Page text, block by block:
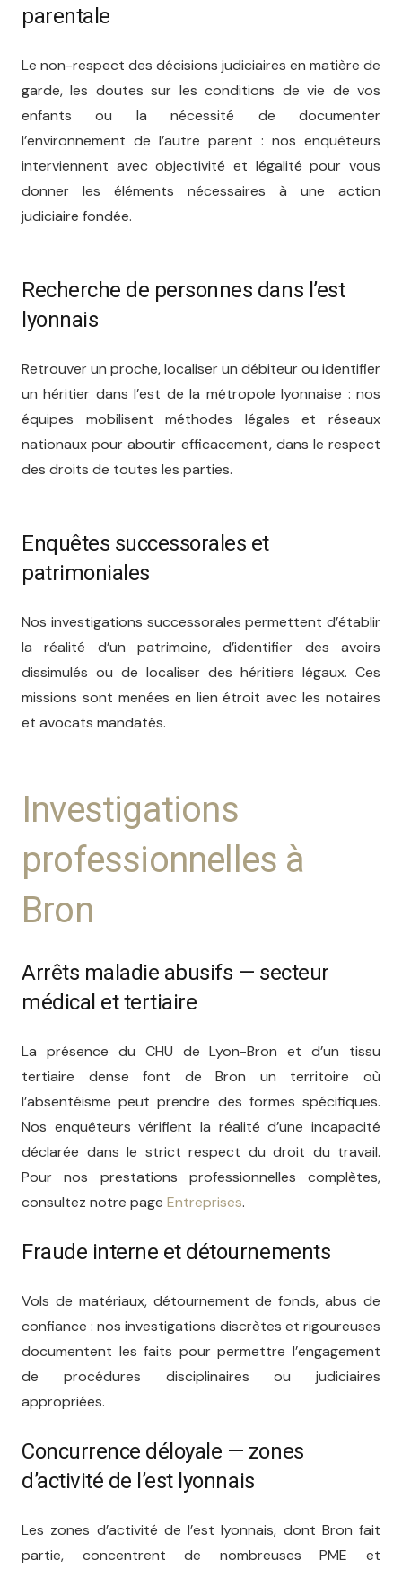
parentale
Le non-respect des décisions judiciaires en matière de
garde, les doutes sur les conditions de vie de vos
enfants ou la nécessité de documenter
l’environnement de l’autre parent : nos enquêteurs
interviennent avec objectivité et légalité pour vous
donner les éléments nécessaires à une action
judiciaire fondée.
Recherche de personnes dans l’est
lyonnais
Retrouver un proche, localiser un débiteur ou identifier
un héritier dans l’est de la métropole lyonnaise : nos
équipes mobilisent méthodes légales et réseaux
nationaux pour aboutir efficacement, dans le respect
des droits de toutes les parties.
Enquêtes successorales et
patrimoniales
Nos investigations successorales permettent d’établir
la réalité d’un patrimoine, d’identifier des avoirs
dissimulés ou de localiser des héritiers légaux. Ces
missions sont menées en lien étroit avec les notaires
et avocats mandatés.
Investigations
professionnelles à
Bron
Arrêts maladie abusifs — secteur
médical et tertiaire
La présence du CHU de Lyon-Bron et d’un tissu
tertiaire dense font de Bron un territoire où
l’absentéisme peut prendre des formes spécifiques.
Nos enquêteurs vérifient la réalité d’une incapacité
déclarée dans le strict respect du droit du travail.
Pour nos prestations professionnelles complètes,
consultez notre page Entreprises.
Fraude interne et détournements
Vols de matériaux, détournement de fonds, abus de
confiance : nos investigations discrètes et rigoureuses
documentent les faits pour permettre l’engagement
de procédures disciplinaires ou judiciaires
appropriées.
Concurrence déloyale — zones
d’activité de l’est lyonnais
Les zones d’activité de l’est lyonnais, dont Bron fait
partie, concentrent de nombreuses PME et